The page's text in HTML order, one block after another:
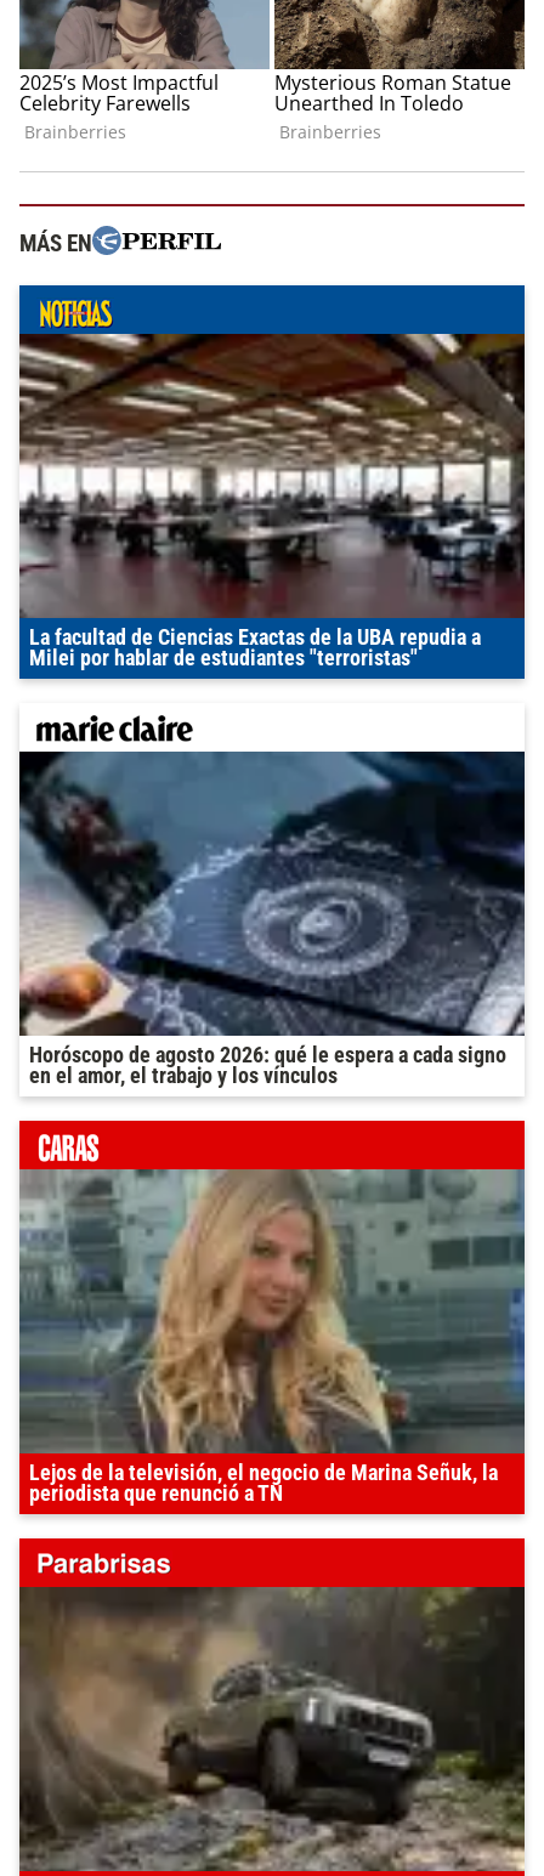
MÁS EN
La facultad de Ciencias Exactas de la UBA repudia a
Milei por hablar de estudiantes "terroristas"
Horóscopo de agosto 2026: qué le espera a cada signo
en el amor, el trabajo y los vínculos
Lejos de la televisión, el negocio de Marina Señuk, la
periodista que renunció a TN